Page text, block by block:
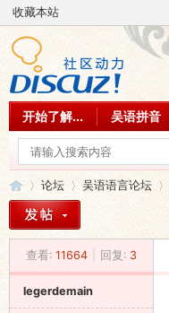
收藏本站
开始了解... 吴语拼音
»
论坛
›
吴语语言论坛
查看: 11664 回复: 3
legerdemain